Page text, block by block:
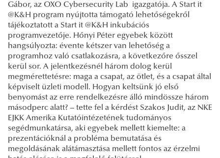
Gábor, az OXO Cybersecurity Lab igazgatója. A Start it
@K&H program nyújtotta támogató lehetőségekről
tájékoztatott a Start it @K&H inkubációs
programvezetője. Hőnyi Péter egyebek között
hangsúlyozta: évente kétszer van lehetőség a
programhoz való csatlakozásra, a következőre ősszel
kerül sor. A jelentkezésnél három dolog kerül
megmérettetésre: maga a csapat, az ötlet, és a csapat által
képviselt üzleti modell. Hogyan keltsünk jó első
benyomást az erre rendelkezésre álló mindössze három
másodperc alatt? – tette fel a kérdést Szakos Judit, az NKE
EJKK Amerika Kutatóintézetének tudományos
segédmunkatársa, aki egyebek mellett kiemelte: a
prezentációknál a probléma bemutatása és
megoldásának alátámasztása mellett fontos az érzelmi